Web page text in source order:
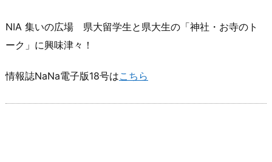
NIA 集いの広場 県大留学生と県大生の「神社・お寺のト
ーク」に興味津々！
情報誌NaNa電子版18号はこちら